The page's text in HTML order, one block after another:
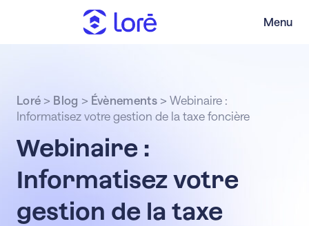
Menu
Webinaire :
Informatisez votre
gestion de la taxe
Loré > Blog > Évènements >Webinaire :
Informatisez votre gestion de la taxe foncière